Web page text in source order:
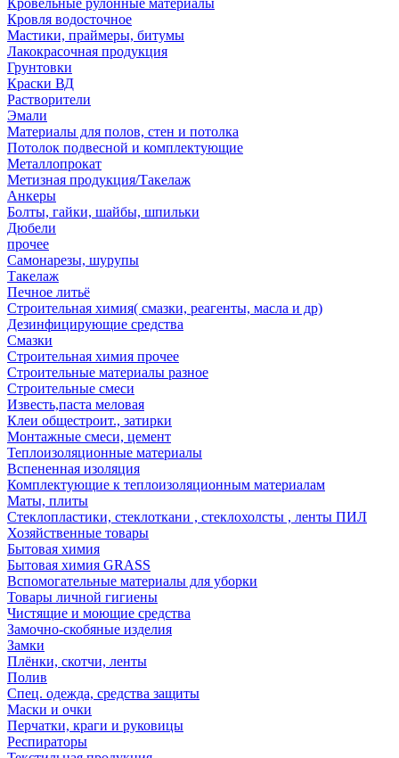
Кровельные рулонные материалы
Кровля водосточное
Мастики, праймеры, битумы
Лакокрасочная продукция
Грунтовки
Краски ВД
Растворители
Эмали
Материалы для полов, стен и потолка
Потолок подвесной и комплектующие
Металлопрокат
Метизная продукция/Такелаж
Анкеры
Болты, гайки, шайбы, шпильки
Дюбели
прочее
Самонарезы, шурупы
Такелаж
Печное литьё
Строительная химия( смазки, реагенты, масла и др)
Дезинфицирующие средства
Смазки
Строительная химия прочее
Строительные материалы разное
Строительные смеси
Известь,паста меловая
Клеи общестроит., затирки
Монтажные смеси, цемент
Теплоизоляционные материалы
Вспененная изоляция
Комплектующие к теплоизоляционным материалам
Маты, плиты
Стеклопластики, стеклоткани , стеклохолсты , ленты ПИЛ
Хозяйственные товары
Бытовая химия
Бытовая химия GRASS
Вспомогательные материалы для уборки
Товары личной гигиены
Чистящие и моющие средства
Замочно-скобяные изделия
Замки
Плёнки, скотчи, ленты
Полив
Спец. одежда, средства защиты
Маски и очки
Перчатки, краги и руковицы
Респираторы